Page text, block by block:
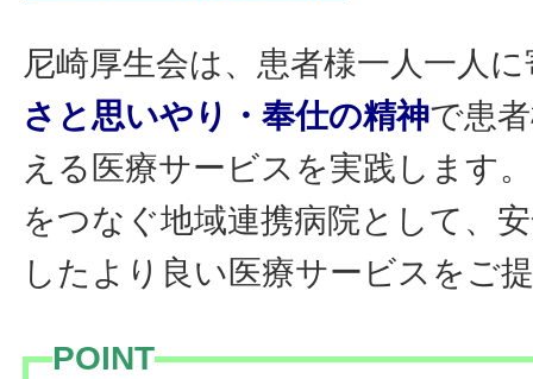
尼崎厚生会は、患者様一人一人
さと思いやり・奉仕の精神で患
える医療サービスを実践します
をつなぐ地域連携病院として、
したより良い医療サービスをご
POINT